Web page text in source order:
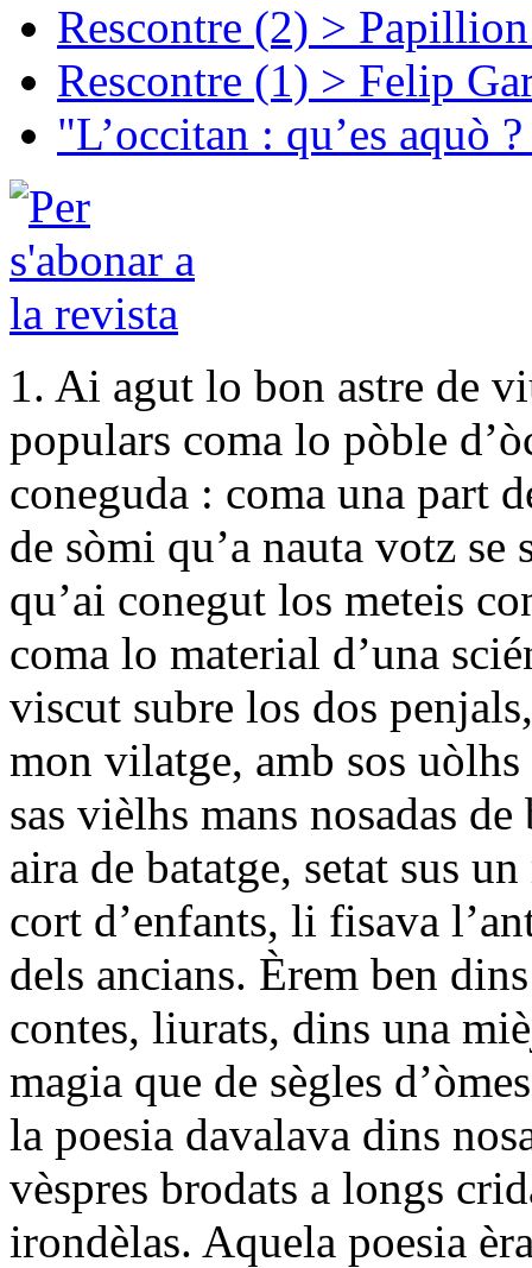
Rescontre (2) >
Rescontre (1) > Felip
"L’occitan : qu’es aquò
1. Ai agut lo bon astre de
populars coma lo pòble
coneguda : coma una part
de sòmi qu’a nauta votz se
qu’ai conegut los meteis
coma lo material d’una
viscut subre los dos
mon vilatge, amb sos uòlhs
sas vièlhs mans nosadas
aira de batatge, setat sus
cort d’enfants, li fisava
dels ancians. Èrem ben
contes, liurats, dins una
magia que de sègles
la poesia davalava dins
vèspres brodats a longs
irondèlas. Aquela poesia